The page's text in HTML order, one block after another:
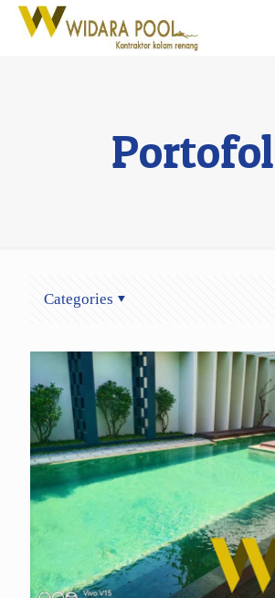
Categories